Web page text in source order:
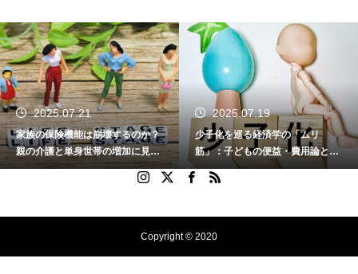
2025.07.21
家族の保険機能は崩壊するのか？
親の介護と単身世帯の増加に見る
家族の変容と社会の課題
2025.07.19
少子化を巡る経済学の「ムリ
筋」：子どもの便益・費用論と家
族の変容を問う
Copyright © 2020